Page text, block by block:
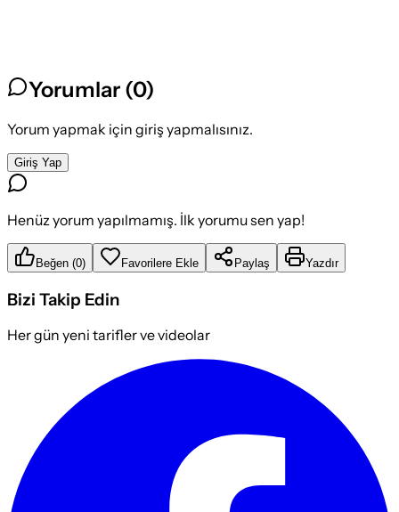
Yorumlar (0)
Yorum yapmak için giriş yapmalısınız.
Giriş Yap
Henüz yorum yapılmamış. İlk yorumu sen yap!
Beğen (0) Favorilere Ekle Paylaş Yazdır
Bizi Takip Edin
Her gün yeni tarifler ve videolar